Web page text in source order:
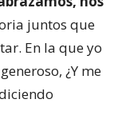
juntos que
En la que yo
¿Y me